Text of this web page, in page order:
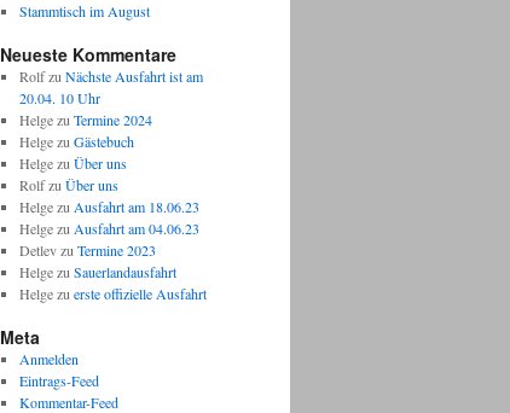
Stammtisch im August
Neueste Kommentare
Rolfzu Nächste Ausfahrt ist am
20.04. 10 Uhr
Helgezu Termine 2024
Helgezu Gästebuch
Helgezu Über uns
Rolfzu Über uns
Helgezu Ausfahrt am 18.06.23
Helgezu Ausfahrt am 04.06.23
Detlevzu Termine 2023
Helgezu Sauerlandausfahrt
Helgezu erste offizielle Ausfahrt
Meta
Anmelden
Eintrags-Feed
Kommentar-Feed